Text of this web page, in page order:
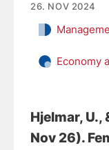
26. NOV 2024
Economy
Hjelmar, U.,
Nov 26).